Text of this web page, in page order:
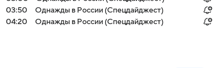
03:50
Однажды в России (Спецдайджест)
04:20
Однажды в России (Спецдайджест)